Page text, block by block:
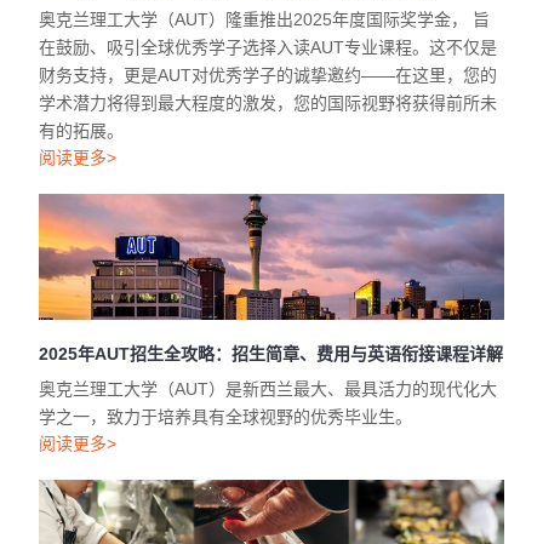
奥克兰理工大学（AUT）隆重推出2025年度国际奖学金， 旨
在鼓励、吸引全球优秀学子选择入读AUT专业课程。这不仅是
财务支持，更是AUT对优秀学子的诚挚邀约——在这里，您的
学术潜力将得到最大程度的激发，您的国际视野将获得前所未
有的拓展。
阅读更多>
2025年AUT招生全攻略：招生简章、费用与英语衔接课程详解
奥克兰理工大学（AUT）是新西兰最大、最具活力的现代化大
学之一，致力于培养具有全球视野的优秀毕业生。
阅读更多>